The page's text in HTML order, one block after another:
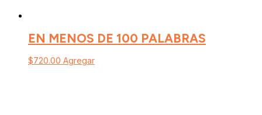
EN MENOS DE 100 PALABRAS
$720.00 Agregar